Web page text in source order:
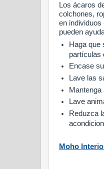
Los ácaros
colchones,
en individuos
pueden
Haga que
partículas
Encase
Lave las
Lave
Reduzca
Moho